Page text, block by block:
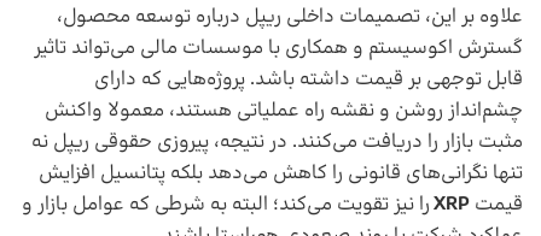
علاوه بر این، تصمیمات داخلی ریپل درباره توسعه محصول،
گسترش اکوسیستم و همکاری با موسسات مالی می‌تواند تاثیر
قابل توجهی بر قیمت داشته باشد. پروژه‌هایی که دارای
چشم‌انداز روشن و نقشه راه عملیاتی هستند، معمولا واکنش
مثبت بازار را دریافت می‌کنند. در نتیجه، پیروزی حقوقی ریپل نه
تنها نگرانی‌های قانونی را کاهش می‌دهد بلکه پتانسیل افزایش
قیمت XRPرا نیز تقویت می‌کند؛ البته به شرطی که عوامل بازار و